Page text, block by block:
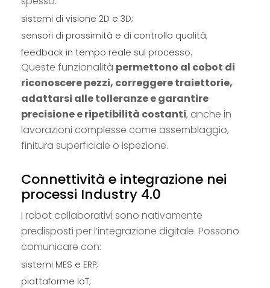
sistemi di visione 2D e 3D;
sensori di prossimità e di controllo qualità;
feedback in tempo reale sul processo.
Queste funzionalità permettono al cobot di
riconoscere pezzi, correggere traiettorie,
adattarsi alle tolleranze e garantire
precisione e ripetibilità costanti, anche in
lavorazioni complesse come assemblaggio,
finitura superficiale o ispezione.
Connettività e integrazione nei
processi Industry 4.0
I robot collaborativi sono nativamente
predisposti per l’integrazione digitale. Possono
comunicare con:
sistemi MES e ERP;
piattaforme IoT;